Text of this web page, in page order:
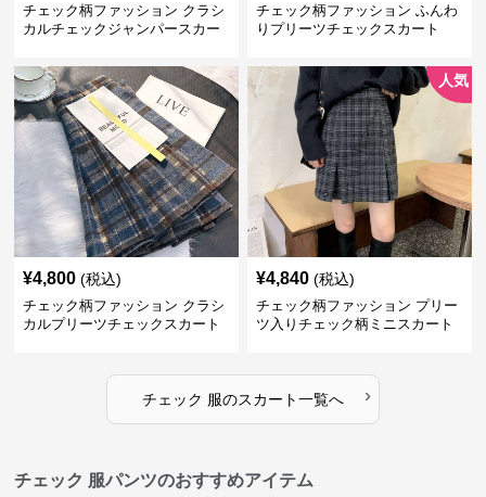
チェック柄ファッション クラシ
カルチェックジャンパースカー
チェック柄ファッション ふんわ
りプリーツチェックスカート
¥4,800 (税込)
チェック柄ファッション クラシ
カルプリーツチェックスカート
人気
¥4,840 (税込)
チェック柄ファッション プリー
ツ入りチェック柄ミニスカート
チェック 服のスカート一覧へ ›
チェック 服パンツのおすすめアイテム